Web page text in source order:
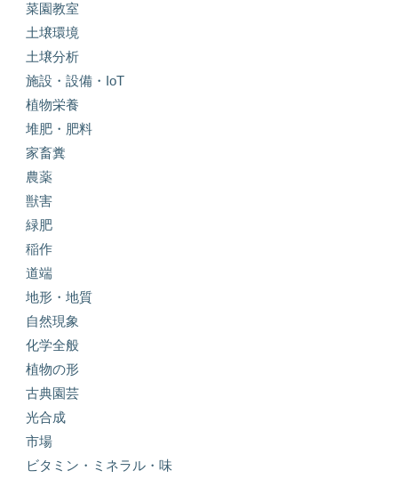
菜園教室
土壌環境
土壌分析
施設・設備・IoT
植物栄養
堆肥・肥料
家畜糞
農薬
獣害
緑肥
稲作
道端
地形・地質
自然現象
化学全般
植物の形
古典園芸
光合成
市場
ビタミン・ミネラル・味